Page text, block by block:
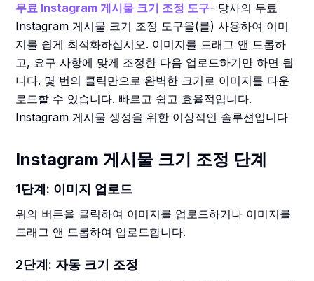
무료 Instagram 게시물 크기 조정 도구- 당사의 무료
Instagram 게시물 크기 조정 도구을(를) 사용하여 이미
지를 쉽게 최적화하십시오. 이미지를 드래그 앤 드롭하
고, 요구 사항에 맞게 조정한 다음 업로드하기만 하면 됩
니다. 몇 번의 클릭만으로 완벽한 크기로 이미지를 다운
로드할 수 있습니다. 빠르고 쉽고 효율적입니다.
Instagram 게시물 생성을 위한 이상적인 솔루션입니다
Instagram 게시물 크기 조정 단계
1단계: 이미지 업로드
위의 버튼을 클릭하여 이미지를 업로드하거나 이미지를
드래그 앤 드롭하여 업로드합니다.
2단계: 자동 크기 조정